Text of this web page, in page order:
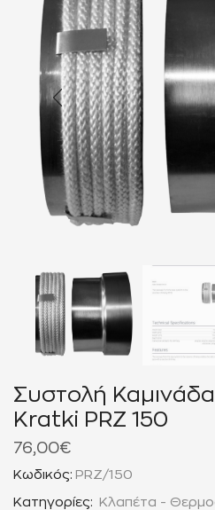
Συστολή
Kratki PRZ 150
76,00€
Κωδικός: PRZ/150
Κατηγορίες: Κλαπέτα -